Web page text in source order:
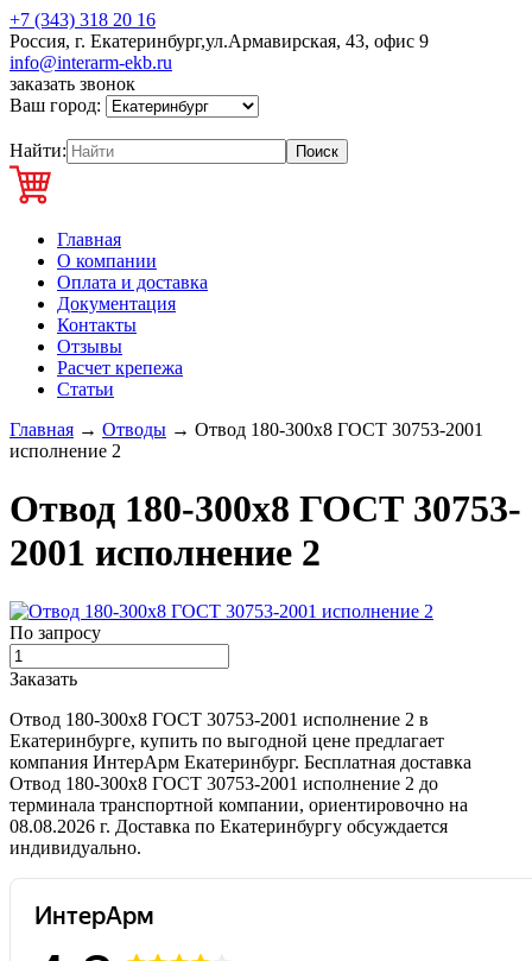
+7 (343) 318 20 16
Россия, г. Екатеринбург,ул.Армавирская, 43, офис 9
info@interarm-ekb.ru
заказать звонок
Ваш город:
Найти:
Главная
О компании
Оплата и доставка
Документация
Контакты
Отзывы
Расчет крепежа
Статьи
Главная → Отводы → Отвод 180-300х8 ГОСТ 30753-2001
исполнение 2
Отвод 180-300х8 ГОСТ 30753-
2001 исполнение 2
По запросу
Заказать
Отвод 180-300х8 ГОСТ 30753-2001 исполнение 2 в
Екатеринбурге, купить по выгодной цене предлагает
компания ИнтерАрм Екатеринбург. Бесплатная доставка
Отвод 180-300х8 ГОСТ 30753-2001 исполнение 2 до
терминала транспортной компании, ориентировочно на
08.08.2026 г. Доставка по Екатеринбургу обсуждается
индивидуально.